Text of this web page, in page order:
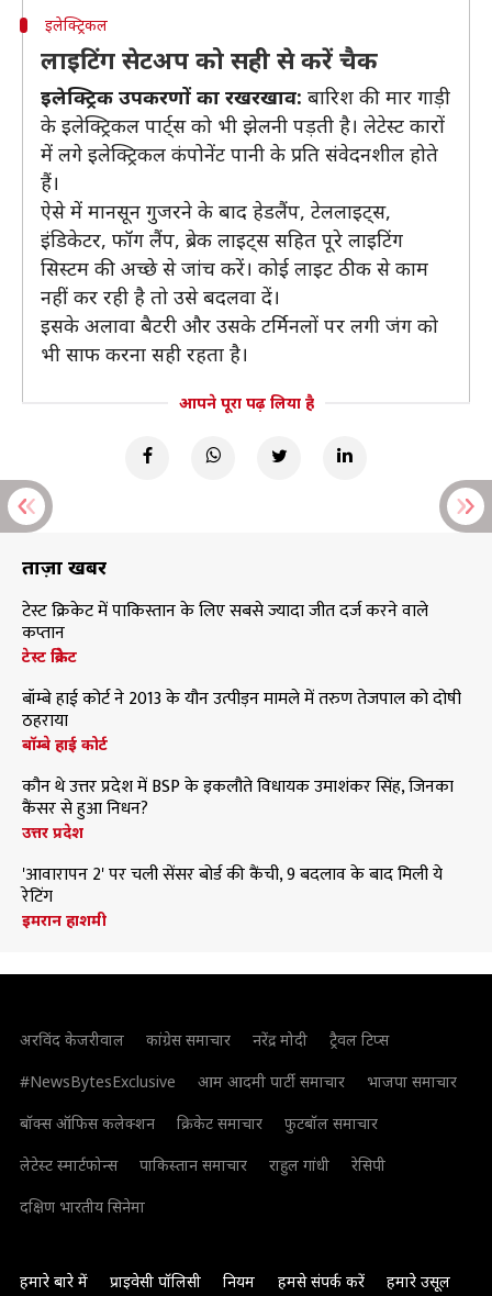
इलेक्ट्रिकल
लाइटिंग सेटअप को सही से करें चैक
इलेक्ट्रिक उपकरणों का रखरखाव: बारिश की मार गाड़ी
के इलेक्ट्रिकल पार्ट्स को भी झेलनी पड़ती है। लेटेस्ट कारों
में लगे इलेक्ट्रिकल कंपोनेंट पानी के प्रति संवेदनशील होते
हैं।
ऐसे में मानसून गुजरने के बाद हेडलैंप, टेललाइट्स,
इंडिकेटर, फॉग लैंप, ब्रेक लाइट्स सहित पूरे लाइटिंग
सिस्टम की अच्छे से जांच करें। कोई लाइट ठीक से काम
नहीं कर रही है तो उसे बदलवा दें।
इसके अलावा बैटरी और उसके टर्मिनलों पर लगी जंग को
भी साफ करना सही रहता है।
आपने पूरा पढ़ लिया है
ताज़ा खबरें
टेस्ट क्रिकेट में पाकिस्तान के लिए सबसे ज्यादा जीत दर्ज करने वाले
कप्तान
टेस्ट क्रिकेट
बॉम्बे हाई कोर्ट ने 2013 के यौन उत्पीड़न मामले में तरुण तेजपाल को दोषी
ठहराया
बॉम्बे हाई कोर्ट
कौन थे उत्तर प्रदेश में BSP के इकलौते विधायक उमाशंकर सिंह, जिनका
कैंसर से हुआ निधन?
उत्तर प्रदेश
'आवारापन 2' पर चली सेंसर बोर्ड की कैंची, 9 बदलाव के बाद मिली ये
रेटिंग
इमरान हाशमी
अरविंद केजरीवाल कांग्रेस समाचार नरेंद्र मोदी
ट्रैवल टिप्स
#NewsBytesExclusive
आम आदमी पार्टी समाचार
भाजपा समाचार
बॉक्स ऑफिस कलेक्शन
क्रिकेट समाचार
फुटबॉल समाचार
लेटेस्ट स्मार्टफोन्स
पाकिस्तान समाचार राहुल गांधी
रेसिपी
दक्षिण भारतीय सिनेमा
हमारे बारे में प्राइवेसी पॉलिसी नियम हमसे संपर्क करें हमारे उसूल